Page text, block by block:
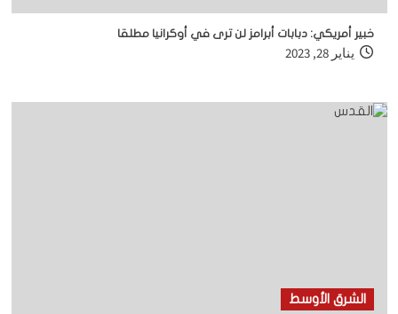
خبير أمريكي:دبابات أبرامز لن ترى في أوكرانيا مطلقا
يناير 28, 2023
الشرق الأوسط